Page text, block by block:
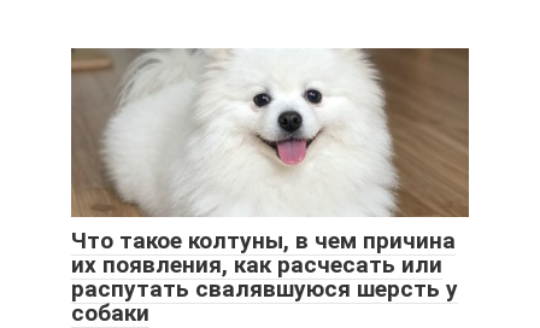
Что такое колтуны, в чем причина
их появления, как расчесать или
распутать свалявшуюся шерсть у
собаки